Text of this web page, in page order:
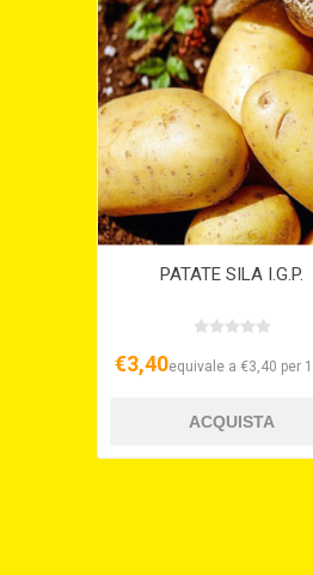
PATATE SILA I.G.P.
€3,40equivale a €3,40 per